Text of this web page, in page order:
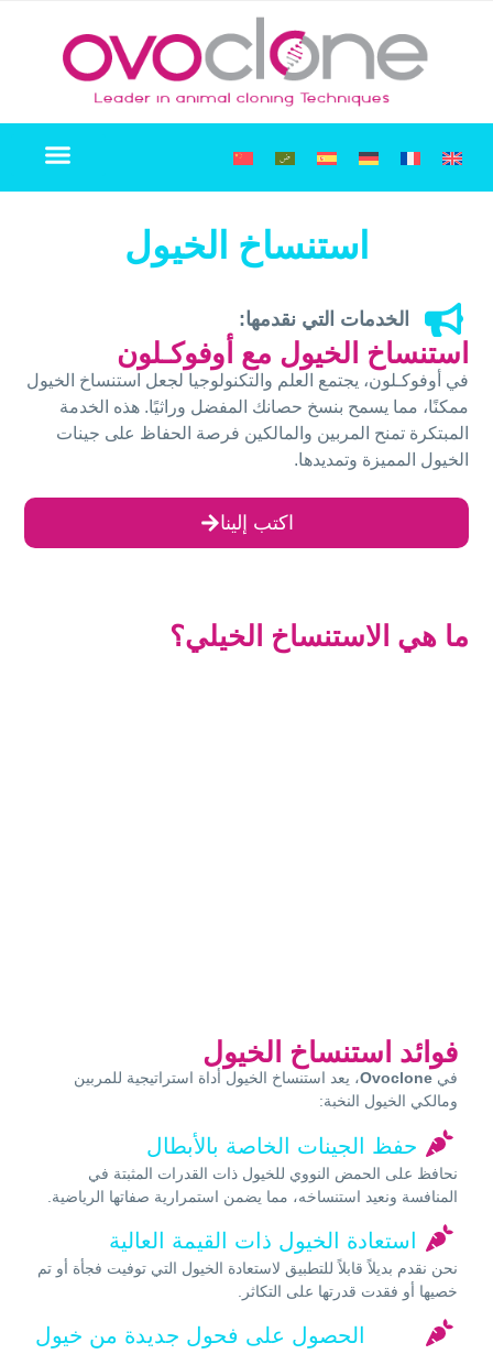
استنساخ الخيول
الخدمات التي نقدمها:
استنساخ الخيول مع أوفوكـلون
في أوفوكـلون، يجتمع العلم والتكنولوجيا لجعل استنساخ الخيول
ممكنًا، مما يسمح بنسخ حصانك المفضل وراثيًا. هذه الخدمة
المبتكرة تمنح المربين والمالكين فرصة الحفاظ على جينات
الخيول المميزة وتمديدها.
اكتب إلينا
ما هي الاستنساخ الخيلي؟
فوائد استنساخ الخيول
فيOvoclone، يعد استنساخ الخيول أداة استراتيجية للمربين
ومالكي الخيول النخبة:
حفظ الجينات الخاصة بالأبطال
نحافظ على الحمض النووي للخيول ذات القدرات المثبتة في
المنافسة ونعيد استنساخه، مما يضمن استمرارية صفاتها الرياضية.
استعادة الخيول ذات القيمة العالية
نحن نقدم بديلاً قابلاً للتطبيق لاستعادة الخيول التي توفيت فجأة أو تم
خصيها أو فقدت قدرتها على التكاثر.
الحصول على فحول جديدة من خيول